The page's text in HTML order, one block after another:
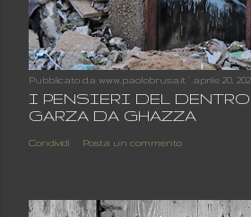
Pubblicato da www.paolobrusa.it aprile 20,
I PENSIERI DEL DENTRO
GARZA DA GHAZZA
Condividi Posta un commento